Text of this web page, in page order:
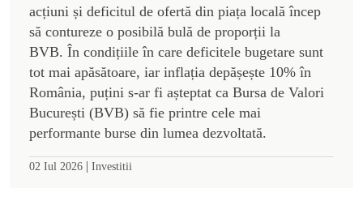
acțiuni și deficitul de ofertă din piața locală încep
să contureze o posibilă bulă de proporții la
BVB. În condițiile în care deficitele bugetare sunt
tot mai apăsătoare, iar inflația depășește 10% în
România, puțini s-ar fi așteptat ca Bursa de Valori
București (BVB) să fie printre cele mai
performante burse din lumea dezvoltată.
02 Iul 2026 | Investitii